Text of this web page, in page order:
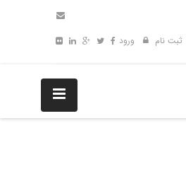
ثبت نام
ورود